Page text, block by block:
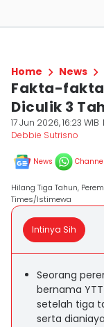
Home News
Fakta-fakta
Diculik 3
17 Jun 2026, 16:23 WIB
Debbie Sutrisno
News Channel
Hilang Tiga Tahun,
Times/Istimewa
Intinya Sih
Seorang
bernama
setelah tiga
serta